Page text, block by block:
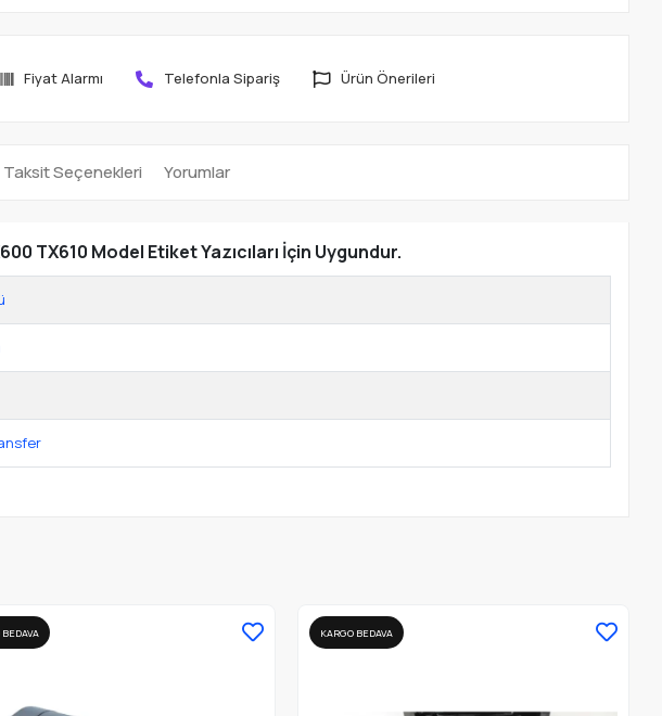
Fiyat Alarmı Telefonla Sipariş Ürün Önerileri
Taksit Seçenekleri Yorumlar
TX610 Model Etiket Yazıcıları İçin Uygundur.
KARGO BEDAVA